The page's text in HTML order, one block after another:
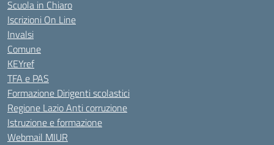
Scuola in Chiaro
Iscrizioni On Line
Invalsi
Comune
KEYref
TFA e PAS
Formazione Dirigenti scolastici
Regione Lazio Anti corruzione
Istruzione e formazione
Webmail MIUR